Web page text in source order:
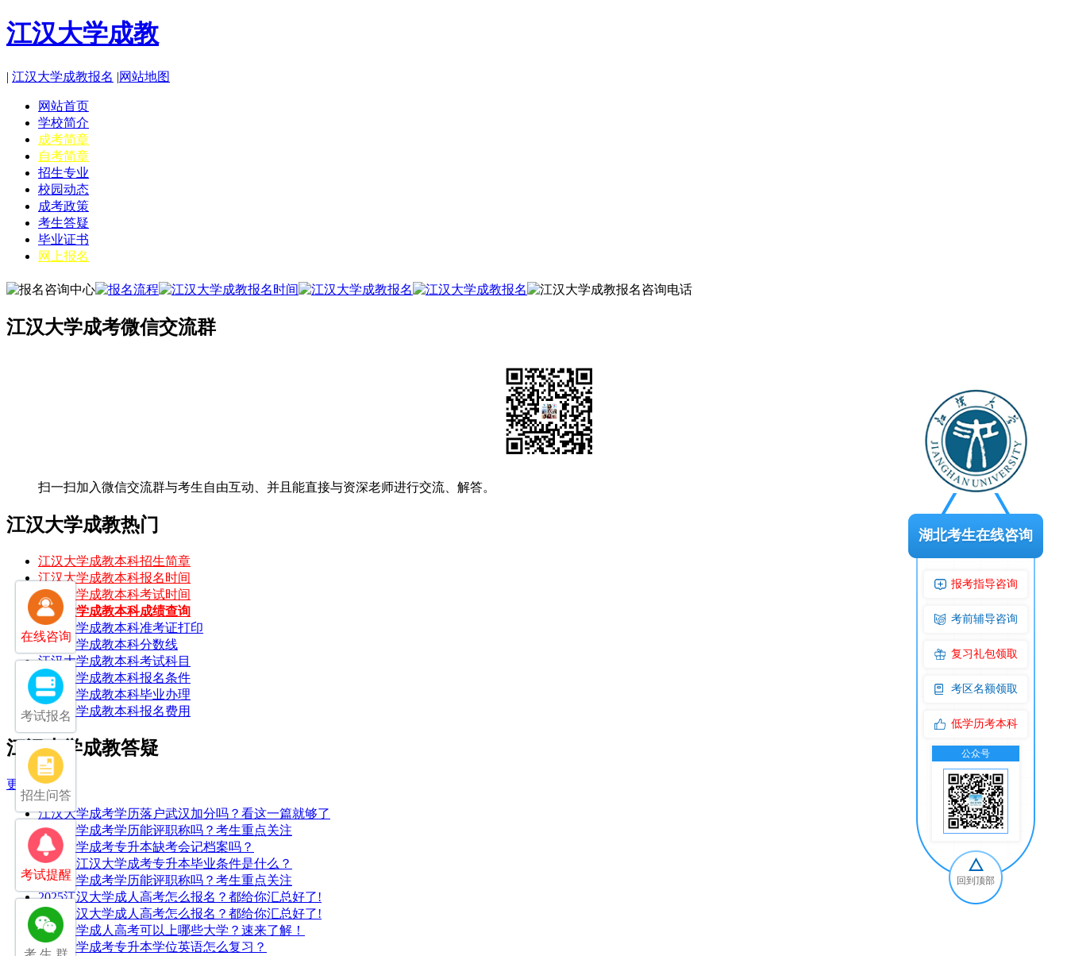
江汉大学成教
| 江汉大学成教报名 |网站地图
网站首页
学校简介
成考简章
自考简章
招生专业
校园动态
成考政策
考生答疑
毕业证书
网上报名
江汉大学成考微信交流群
扫一扫加入微信交流群与考生自由互动、并且能直接与资深老师进行交流、解答。
江汉大学成教热门
江汉大学成教本科招生简章
江汉大学成教本科报名时间
江汉大学成教本科考试时间
江汉大学成教本科成绩查询
江汉大学成教本科准考证打印
江汉大学成教本科分数线
江汉大学成教本科考试科目
江汉大学成教本科报名条件
江汉大学成教本科毕业办理
江汉大学成教本科报名费用
江汉大学成教答疑
更多>>
江汉大学成考学历落户武汉加分吗？看这一篇就够了
江汉大学成考学历能评职称吗？考生重点关注
江汉大学成考专升本缺考会记档案吗？
2025年江汉大学成考专升本毕业条件是什么？
江汉大学成考学历能评职称吗？考生重点关注
2025江汉大学成人高考怎么报名？都给你汇总好了!
2025江汉大学成人高考怎么报名？都给你汇总好了!
江汉大学成人高考可以上哪些大学？速来了解！
江汉大学成考专升本学位英语怎么复习？
在线咨询
考试报名
招生问答
考试提醒
湖北考生在线咨询
报考指导咨询
考前辅导咨询
复习礼包领取
考区名额领取
低学历考本科
公众号
回到顶部